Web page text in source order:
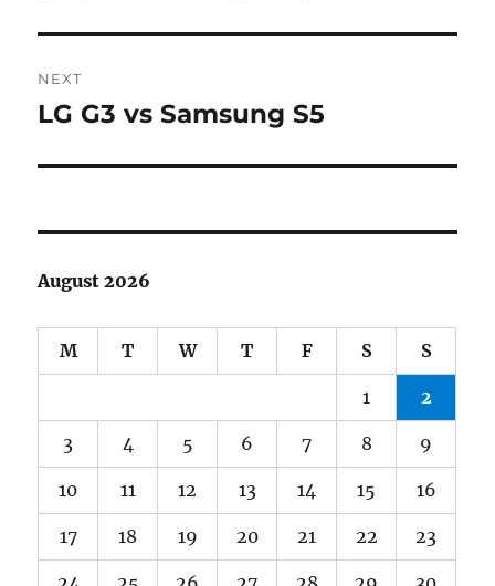
NEXT
Next
LG G3 vs Samsung S5
August 2026
M T W T F S S
1 2
3 4 5 6 7 8 9
10 11 12 13 14 15 16
17 18 19 20 21 22 23